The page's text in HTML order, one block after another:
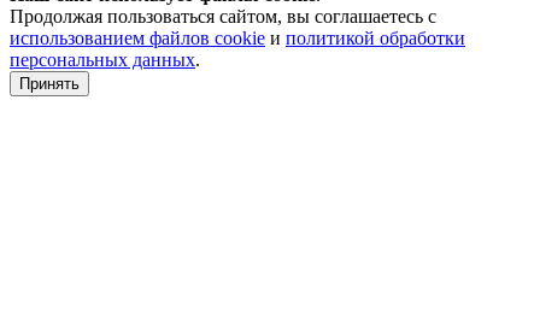
Продолжая пользоваться сайтом, вы соглашаетесь с
использованием файлов cookie и политикой обработки
персональных данных.
Принять